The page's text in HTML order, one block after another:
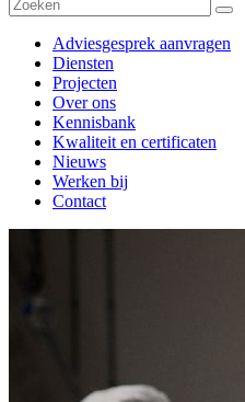
Adviesgesprek aanvragen
Diensten
Projecten
Over ons
Kennisbank
Kwaliteit en certificaten
Nieuws
Werken bij
Contact